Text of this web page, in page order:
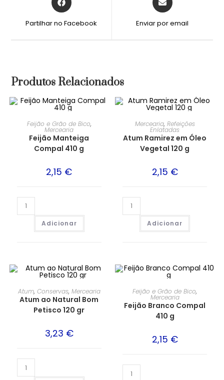
Partilhar no Facebook Enviar por email
Produtos Relacionados
Feijão e Grão de Bico,
Mercearia
Feijão Manteiga
Compal 410 g
2,15 €
Adicionar
Mercearia, Refeições
Enlatadas
Atum Ramirez em Óleo
Vegetal 120 g
2,15 €
Adicionar
Atum, Conservas, Mercearia
Atum ao Natural Bom
Petisco 120 gr
3,23 €
Feijão e Grão de Bico,
Mercearia
Feijão Branco Compal
410 g
2,15 €